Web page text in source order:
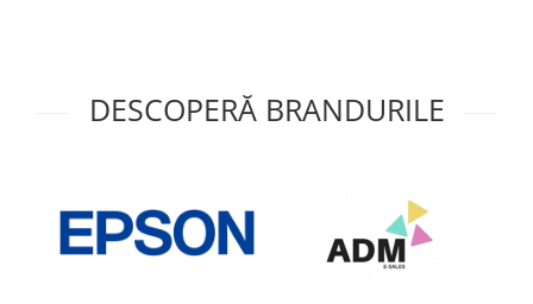
DESCOPERĂ BRANDURILE